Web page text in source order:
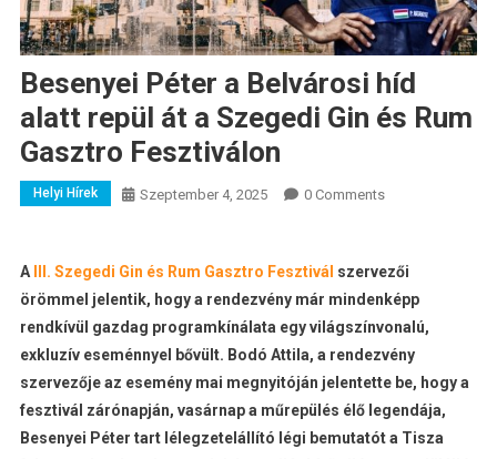
Besenyei Péter a Belvárosi híd
alatt repül át a Szegedi Gin és Rum
Gasztro Fesztiválon
Helyi Hírek Szeptember 4, 2025 0 Comments
A III. Szegedi Gin és Rum Gasztro Fesztivál szervezői
örömmel jelentik, hogy a rendezvény már mindenképp
rendkívül gazdag programkínálata egy világszínvonalú,
exkluzív eseménnyel bővült. Bodó Attila, a rendezvény
szervezője az esemény mai megnyitóján jelentette be, hogy a
fesztivál zárónapján, vasárnap a műrepülés élő legendája,
Besenyei Péter tart lélegzetelállító légi bemutatót a Tisza